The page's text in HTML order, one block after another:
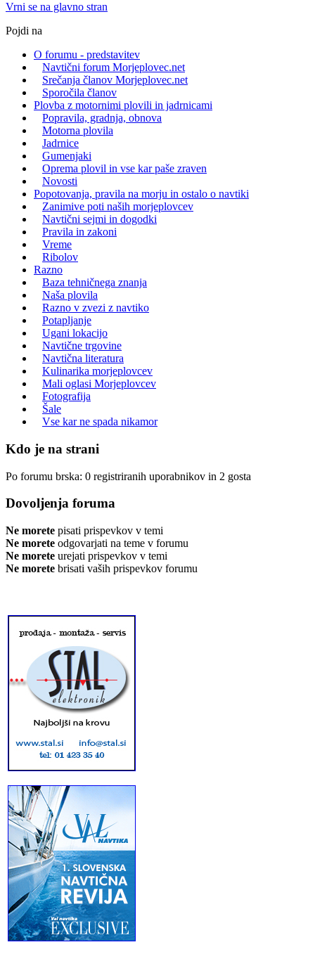
Vrni se na glavno stran
Pojdi na
O forumu - predstavitev
Navtični forum Morjeplovec.net
Srečanja članov Morjeplovec.net
Sporočila članov
Plovba z motornimi plovili in jadrnicami
Popravila, gradnja, obnova
Motorna plovila
Jadrnice
Gumenjaki
Oprema plovil in vse kar paše zraven
Novosti
Popotovanja, pravila na morju in ostalo o navtiki
Zanimive poti naših morjeplovcev
Navtični sejmi in dogodki
Pravila in zakoni
Vreme
Ribolov
Razno
Baza tehničnega znanja
Naša plovila
Razno v zvezi z navtiko
Potapljanje
Ugani lokacijo
Navtične trgovine
Navtična literatura
Kulinarika morjeplovcev
Mali oglasi Morjeplovcev
Fotografija
Šale
Vse kar ne spada nikamor
Kdo je na strani
Po forumu brska: 0 registriranih uporabnikov in 2 gosta
Dovoljenja foruma
Ne morete pisati prispevkov v temi
Ne morete odgovarjati na teme v forumu
Ne morete urejati prispevkov v temi
Ne morete brisati vaših prispevkov forumu